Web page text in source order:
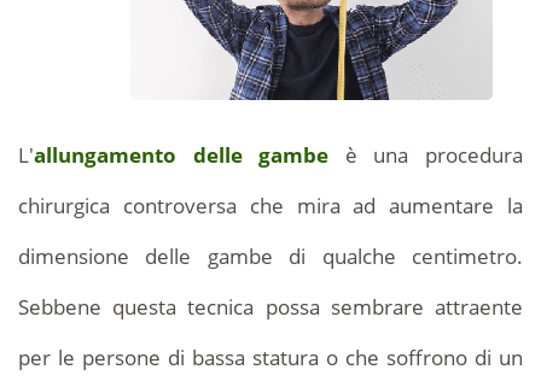
accessibili
per
una
procedura
le
gambe
a
interessanti
convenienti
L'allungamento delle gambe è una procedura
chirurgica controversa che mira ad aumentare la
dimensione delle gambe di qualche centimetro.
Sebbene questa tecnica possa sembrare attraente
per le persone di bassa statura o che soffrono di un